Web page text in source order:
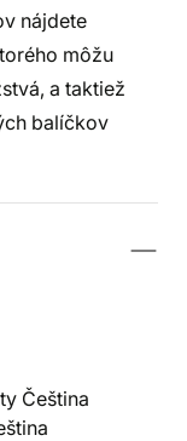
nájdete
môžu
a taktiež
balíčkov
Čeština